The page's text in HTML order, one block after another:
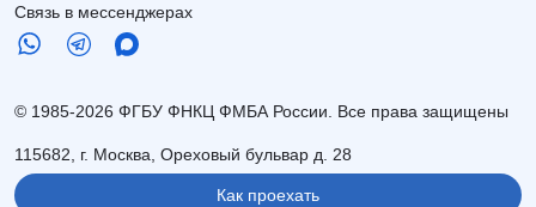
Связь в мессенджерах
© 1985-2026 ФГБУ ФНКЦ ФМБА России. Все права защищены
115682, г. Москва, Ореховый бульвар д. 28
Как проехать